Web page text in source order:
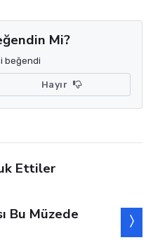
Mi?
beğendi
Hayır
Ettiler
Bu Müzede